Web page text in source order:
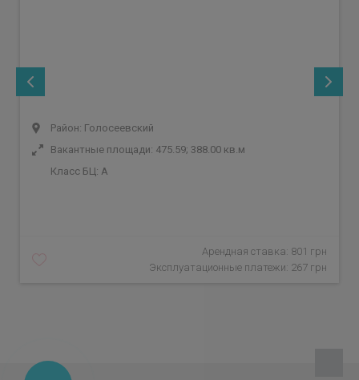
Район: Голосеевский
Вакантные площади: 475.59; 388.00 кв.м
Класс БЦ: A
Арендная ставка: 801 грн
Эксплуатационные платежи: 267 грн